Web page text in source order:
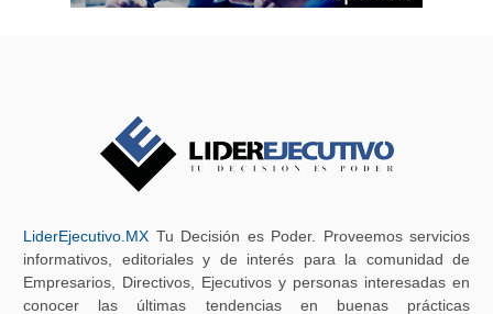
LiderEjecutivo.MX Tu Decisión es Poder. Proveemos servicios
informativos, editoriales y de interés para la comunidad de
Empresarios, Directivos, Ejecutivos y personas interesadas en
conocer las últimas tendencias en buenas prácticas